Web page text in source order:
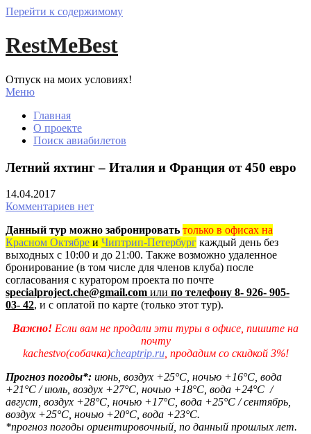
Перейти к содержимому
RestMeBest
Отпуск на моих условиях!
Меню
Главная
О проекте
Поиск авиабилетов
Летний яхтинг – Италия и Франция от 450 евро
14.04.2017
Комментариев нет
Данный тур можно забронировать только в офисах на
Красном Октябре и Чиптрип-Петербург каждый день без
выходных с 10:00 и до 21:00. Также возможно удаленное
бронирование (в том числе для членов клуба) после
согласования с куратором проекта по почте
specialproject.che@gmail.com или по телефону 8- 926- 905-
03- 42, и с оплатой по карте (только этот тур).
Важно! Если вам не продали эти туры в офисе, пишите на
почту
kachestvo(собачка)cheaptrip.ru, продадим со скидкой 3%!
Прогноз погоды*: июнь, воздух +25°С, ночью +16°С, вода
+21°С / июль, воздух +27°С, ночью +18°С, вода +24°С /
август, воздух +28°С, ночью +17°С, вода +25°С / сентябрь,
воздух +25°С, ночью +20°С, вода +23°С.
*прогноз погоды ориентировочный, по данный прошлых лет.